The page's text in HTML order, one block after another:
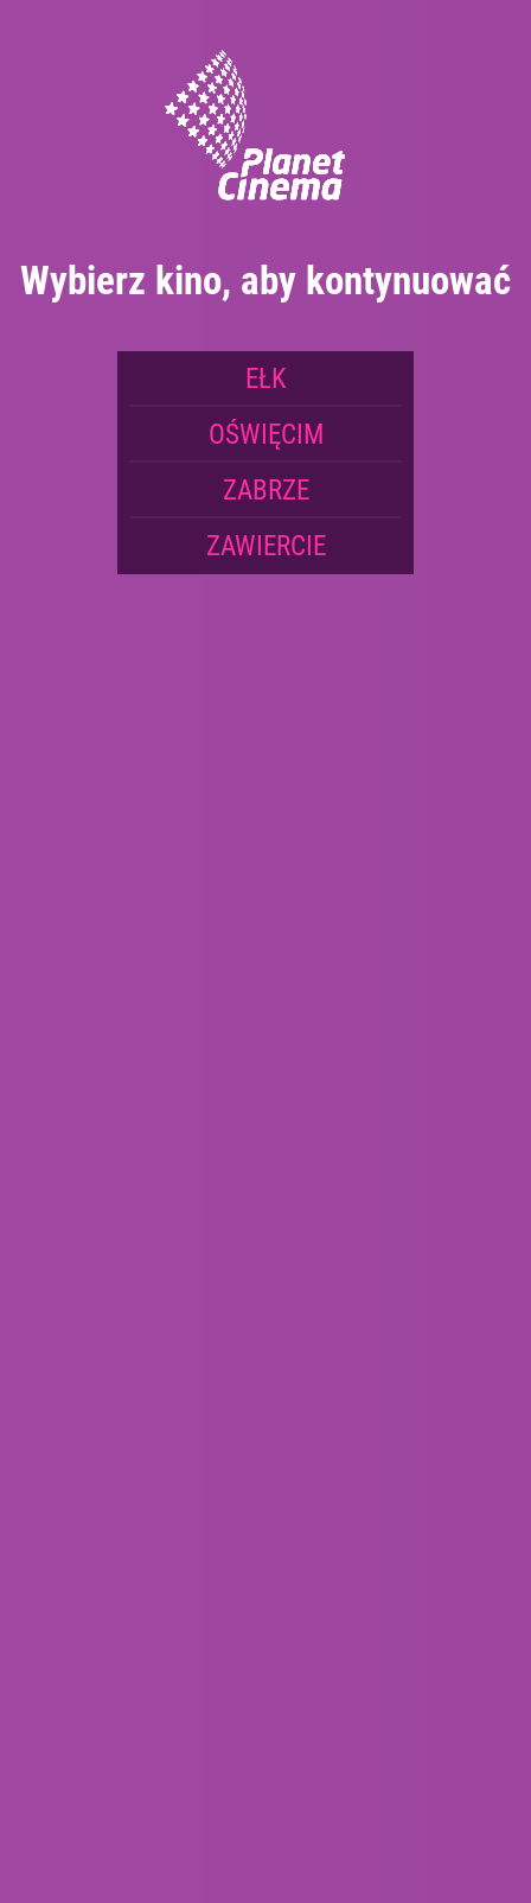
Wybierz kino, aby kontynuować
EŁK
OŚWIĘCIM
ZABRZE
ZAWIERCIE
Rezerwacja biletów od 10:00 do 22:00 - Telefon odbierany jest
w miarę dostępności kasjera